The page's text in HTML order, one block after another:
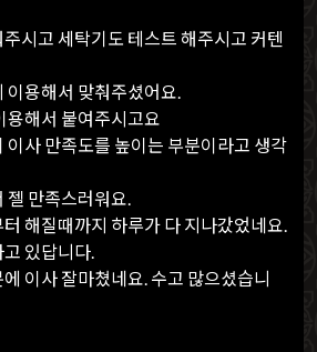
주시고 세탁기도 테스트 해주시고 커텐
이용해서 맞춰주셨어요.
용해서 붙여주시고요
이사 만족도를 높이는 부분이라고 생각
젤 만족스러워요.
해질때까지 하루가 다 지나갔었네요.
있답니다.
이사 잘마쳤네요. 수고 많으셨습니